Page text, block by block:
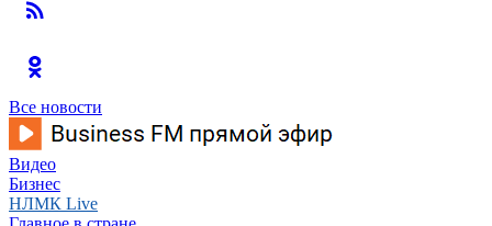
Все новости
Видео
Бизнес
НЛМК Live